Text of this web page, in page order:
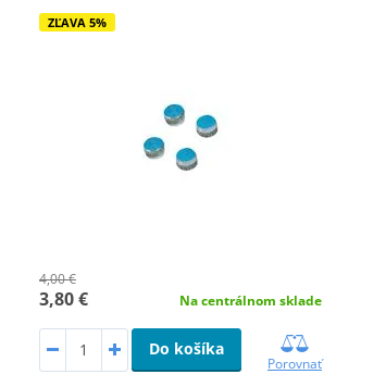
ZĽAVA 5%
4,00 €
3,80 € Na centrálnom sklade
Do košíka
Porovnať